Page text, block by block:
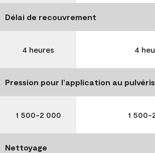
Délai de recouvrement
4 heures 4
Pression pour l’application au
1 500-2 000 1 500-
Nettoyage